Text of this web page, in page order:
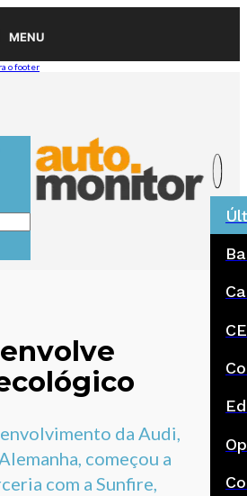
MENU
o footer
da Audi,
começou a
com a Sunfire,